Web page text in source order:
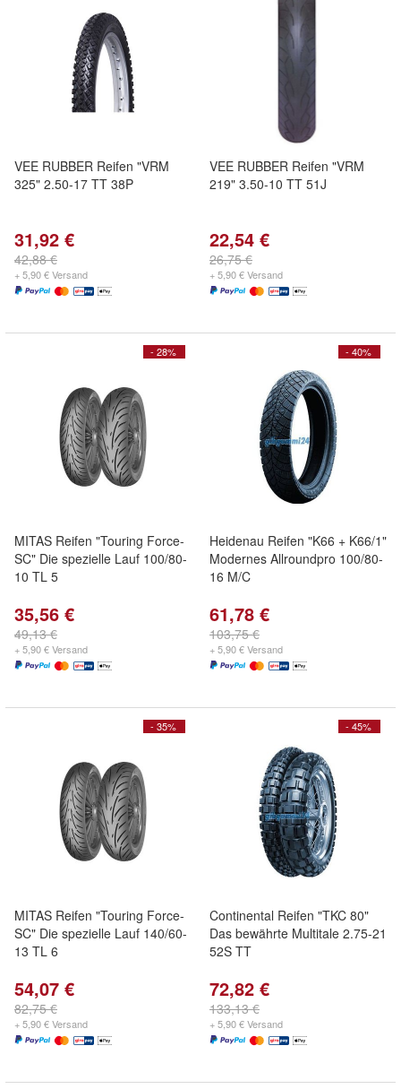
VEE RUBBER Reifen "VRM
325" 2.50-17 TT 38P
31,92 €
42,88 €
+ 5,90 € Versand
VEE RUBBER Reifen "VRM
219" 3.50-10 TT 51J
22,54 €
26,75 €
+ 5,90 € Versand
- 28%
MITAS Reifen "Touring Force-
SC" Die spezielle Lauf 100/80-
10 TL 5
35,56 €
49,13 €
+ 5,90 € Versand
- 40%
Heidenau Reifen "K66 + K66/1"
Modernes Allroundpro 100/80-
16 M/C
61,78 €
103,75 €
+ 5,90 € Versand
- 35%
MITAS Reifen "Touring Force-
SC" Die spezielle Lauf 140/60-
13 TL 6
54,07 €
82,75 €
+ 5,90 € Versand
- 45%
Continental Reifen "TKC 80"
Das bewährte Multitale 2.75-21
52S TT
72,82 €
133,13 €
+ 5,90 € Versand